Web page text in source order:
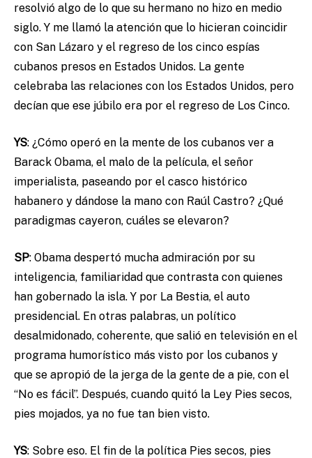
resolvió algo de lo que su hermano no hizo en medio
siglo. Y me llamó la atención que lo hicieran coincidir
con San Lázaro y el regreso de los cinco espías
cubanos presos en Estados Unidos. La gente
celebraba las relaciones con los Estados Unidos, pero
decían que ese júbilo era por el regreso de Los Cinco.
YS: ¿Cómo operó en la mente de los cubanos ver a
Barack Obama, el malo de la película, el señor
imperialista, paseando por el casco histórico
habanero y dándose la mano con Raúl Castro? ¿Qué
paradigmas cayeron, cuáles se elevaron?
SP: Obama despertó mucha admiración por su
inteligencia, familiaridad que contrasta con quienes
han gobernado la isla. Y por La Bestia, el auto
presidencial. En otras palabras, un político
desalmidonado, coherente, que salió en televisión en el
programa humorístico más visto por los cubanos y
que se apropió de la jerga de la gente de a pie, con el
“No es fácil”. Después, cuando quitó la Ley Pies secos,
pies mojados, ya no fue tan bien visto.
YS: Sobre eso. El fin de la política Pies secos, pies